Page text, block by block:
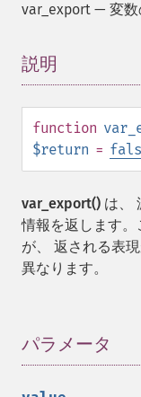
var_export — 変
説明
function
$return =
var_export() は、
情報を返します。
が、 返される表
異なります。
パラメータ